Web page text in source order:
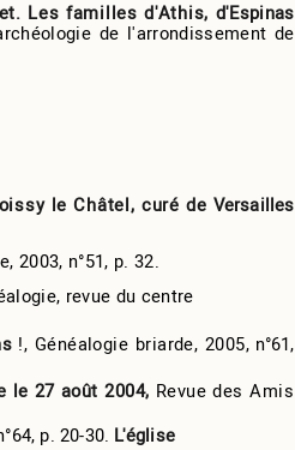
Les familles d'Athis, d'Espinas
de l'arrondissement de
le Châtel, curé de Versailles
2003, n°51, p. 32.
revue du centre
!, Généalogie briarde, 2005, n°61,
le 27 août 2004, Revue des Amis
p. 20-30. L'église